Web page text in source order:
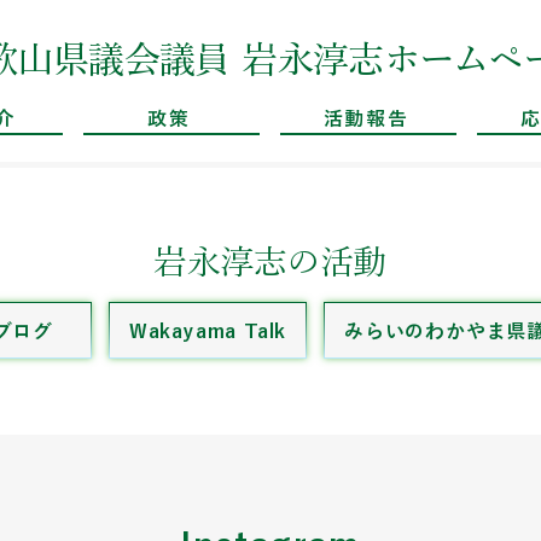
山県議会議員 岩永淳志ホームペ
政策 活動報告
岩永淳志の活動
ログ Wakayama Talk みらいのわかやま県